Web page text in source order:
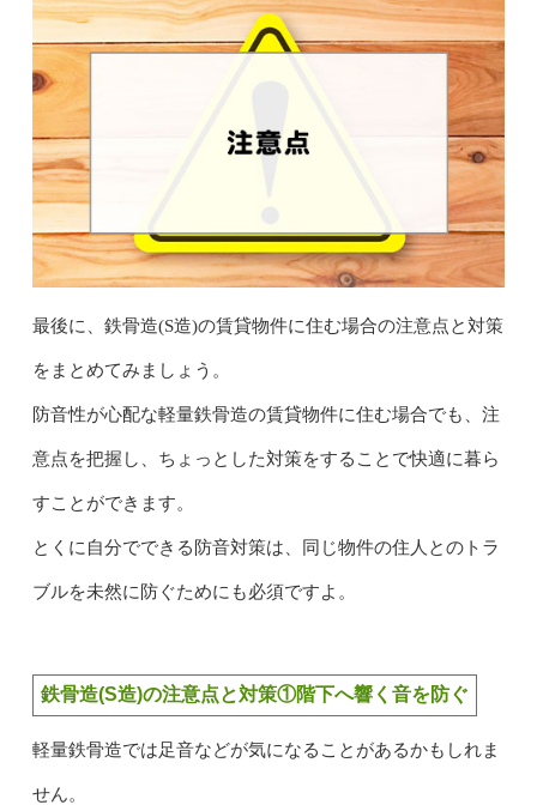
最後に、鉄骨造(S造)の賃貸物件に住む場合の注意点と対策
をまとめてみましょう。
防音性が心配な軽量鉄骨造の賃貸物件に住む場合でも、注
意点を把握し、ちょっとした対策をすることで快適に暮ら
すことができます。
とくに自分でできる防音対策は、同じ物件の住人とのトラ
ブルを未然に防ぐためにも必須ですよ。
鉄骨造(S造)の注意点と対策①階下へ響く音を防ぐ
軽量鉄骨造では足音などが気になることがあるかもしれま
せん。